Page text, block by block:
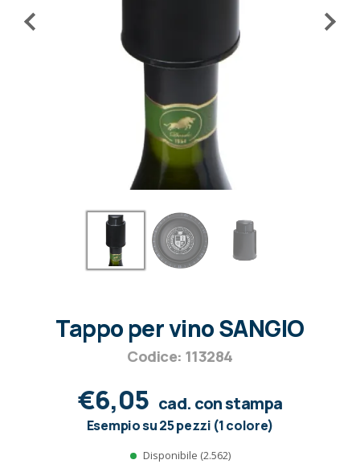
Tappo per vino SANGIO
Codice: 113284
€6,05 cad. con stampa
Esempio su 25 pezzi (1 colore)
Disponibile (2.562)